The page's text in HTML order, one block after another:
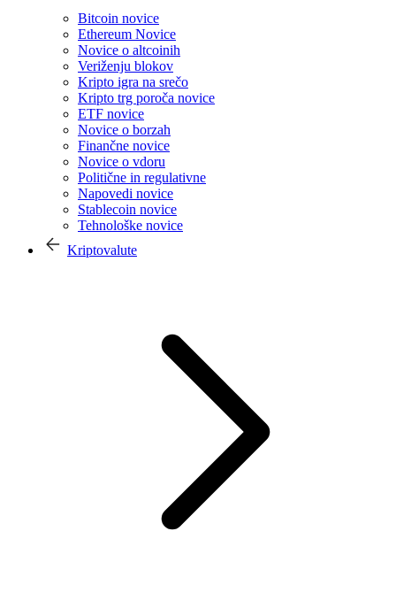
Bitcoin novice
Ethereum Novice
Novice o altcoinih
Veriženju blokov
Kripto igra na srečo
Kripto trg poroča novice
ETF novice
Novice o borzah
Finančne novice
Novice o vdoru
Politične in regulativne
Napovedi novice
Stablecoin novice
Tehnološke novice
Kriptovalute